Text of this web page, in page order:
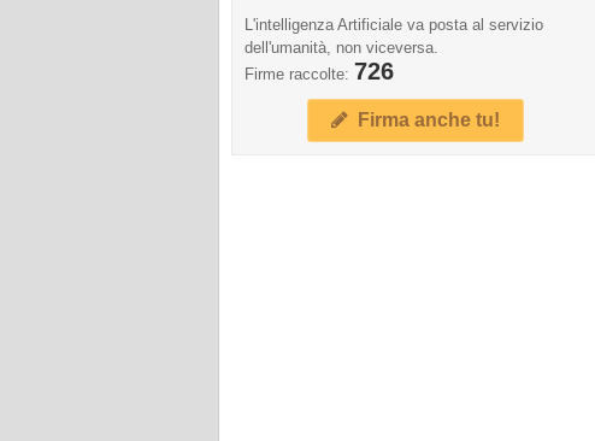
L'intelligenza Artificiale va posta al servizio
dell'umanità, non viceversa.
Firme raccolte: 726
Firma anche tu!